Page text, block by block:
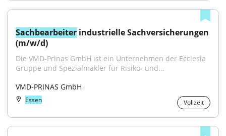
Sachbearbeiter industrielle Sachversicherungen
(m/w/d)
Die VMD-Prinas GmbH ist ein Unternehmen der Ecclesia
Gruppe und Spezialmakler für Risiko- und...
VMD-PRINAS GmbH
Essen Vollzeit